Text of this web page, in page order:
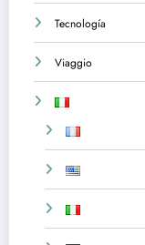
Tecnología
Viaggio